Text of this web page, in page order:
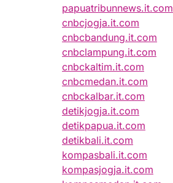
papuatribunnews.it.com
cnbcjogja.it.com
cnbcbandung.it.com
cnbclampung.it.com
cnbckaltim.it.com
cnbcmedan.it.com
cnbckalbar.it.com
detikjogja.it.com
detikpapua.it.com
detikbali.it.com
kompasbali.it.com
kompasjogja.it.com